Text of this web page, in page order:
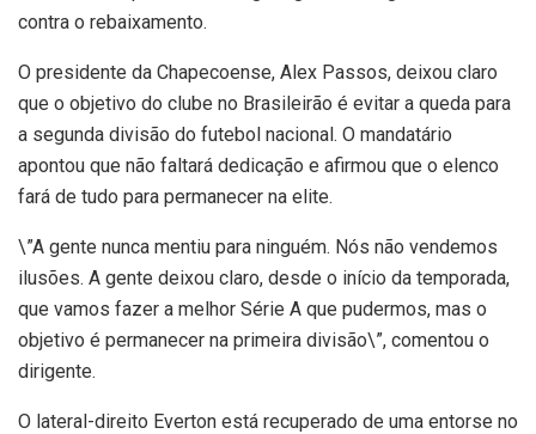
contra o rebaixamento.
O presidente da Chapecoense, Alex Passos, deixou claro
que o objetivo do clube no Brasileirão é evitar a queda para
a segunda divisão do futebol nacional. O mandatário
apontou que não faltará dedicação e afirmou que o elenco
fará de tudo para permanecer na elite.
\”A gente nunca mentiu para ninguém. Nós não vendemos
ilusões. A gente deixou claro, desde o início da temporada,
que vamos fazer a melhor Série A que pudermos, mas o
objetivo é permanecer na primeira divisão\”, comentou o
dirigente.
O lateral-direito Everton está recuperado de uma entorse no